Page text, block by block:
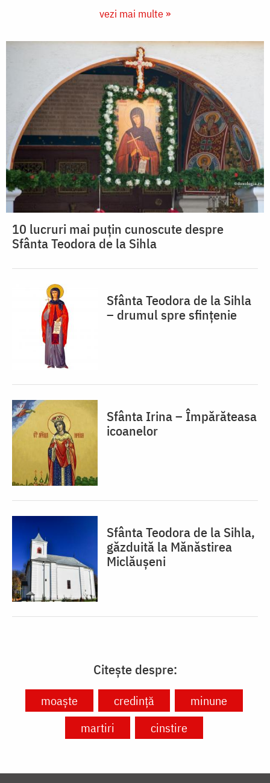
vezi mai multe »
10 lucruri mai puțin cunoscute despre
Sfânta Teodora de la Sihla
Sfânta Teodora de la Sihla
– drumul spre sfințenie
Sfânta Irina – Împărăteasa
icoanelor
Sfânta Teodora de la Sihla,
găzduită la Mănăstirea
Miclăușeni
Citește despre:
moaște credință
minune
martiri
cinstire